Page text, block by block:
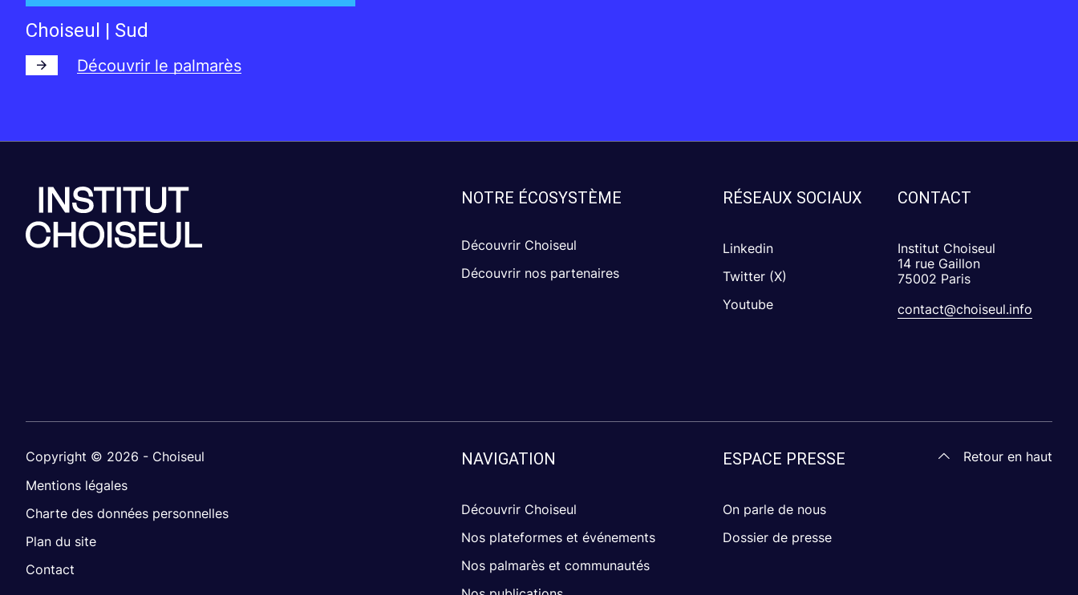
Choiseul | Sud
Découvrir le palmarès
NOTRE ÉCOSYSTÈME
Découvrir Choiseul
Découvrir nos partenaires
RÉSEAUX SOCIAUX
Linkedin
Twitter (X)
Youtube
CONTACT
Institut Choiseul
14 rue Gaillon
75002 Paris
contact@choiseul.info
Copyright © 2026 - Choiseul
Mentions légales
Charte des données personnelles
Plan du site
Contact
NAVIGATION
Découvrir Choiseul
Nos plateformes et événements
Nos palmarès et communautés
ESPACE PRESSE
On parle de nous
Dossier de presse
Retour en haut